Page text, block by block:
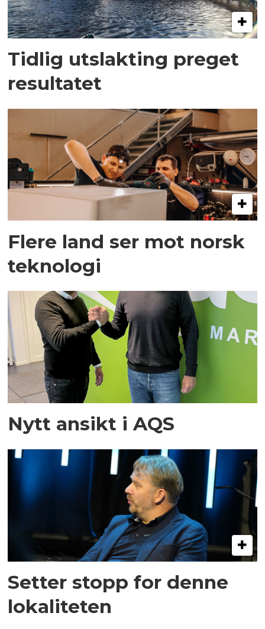
Tidlig utslakting preget
resultatet
Flere land ser mot norsk
teknologi
Nytt ansikt i AQS
Setter stopp for denne
lokaliteten